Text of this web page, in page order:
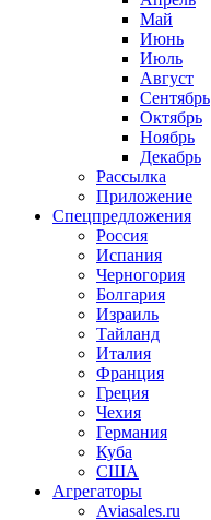
Май
Июнь
Июль
Август
Сентябрь
Октябрь
Ноябрь
Декабрь
Рассылка
Приложение
Спецпредложения
Россия
Испания
Черногория
Болгария
Израиль
Тайланд
Италия
Франция
Греция
Чехия
Германия
Куба
США
Агрегаторы
Aviasales.ru